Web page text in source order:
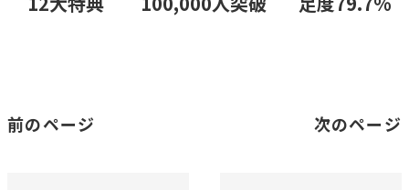
前のページ 次のページ